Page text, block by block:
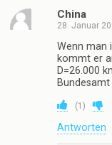
China
28. Januar
Wenn man
kommt er
D=26.000
(1 )
Antworten